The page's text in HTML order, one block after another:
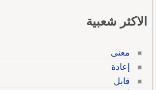
الاكثر شعبية
معنى
إعادة
قابل